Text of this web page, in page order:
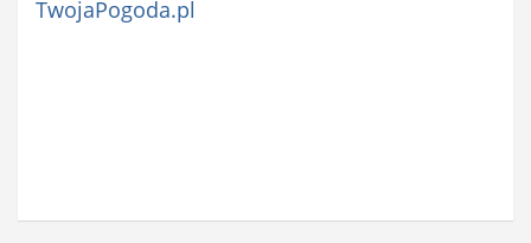
TwojaPogoda.pl